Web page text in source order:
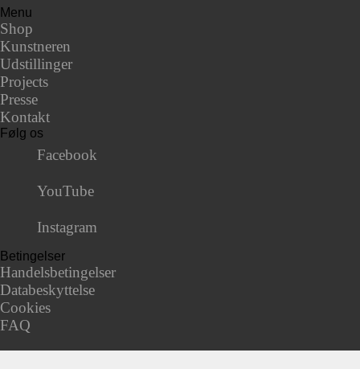
Menu
Shop
Kunstneren
Udstillinger
Projects
Presse
Kontakt
Følg os
Facebook
YouTube
Instagram
Betingelser
Handelsbetingelser
Databeskyttelse
Cookies
FAQ